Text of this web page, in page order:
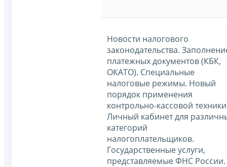
Новости налогового
законодательства.
платежных документов (КБК,
ОКАТО). Специальные
налоговые режимы. Новый
порядок применения
контрольно-кассовой
Личный кабинет для
категорий
налогоплательщиков.
Государственные услуги,
представляемые ФНС России.